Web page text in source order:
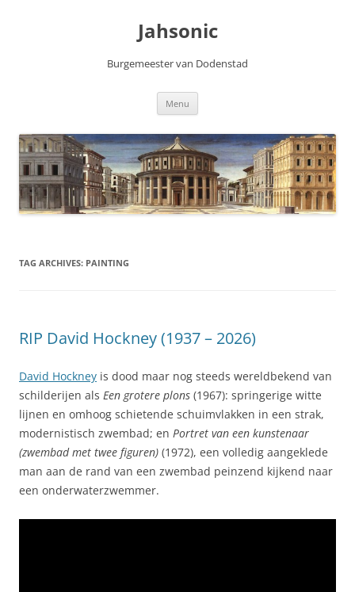
Jahsonic
Burgemeester van Dodenstad
Menu
TAG ARCHIVES: PAINTING
RIP David Hockney (1937 – 2026)
David Hockney is dood maar nog steeds wereldbekend van
schilderijen als Een grotere plons (1967): springerige witte
lijnen en omhoog schietende schuimvlakken in een strak,
modernistisch zwembad; en Portret van een kunstenaar
(zwembad met twee figuren) (1972), een volledig aangeklede
man aan de rand van een zwembad peinzend kijkend naar
een onderwaterzwemmer.